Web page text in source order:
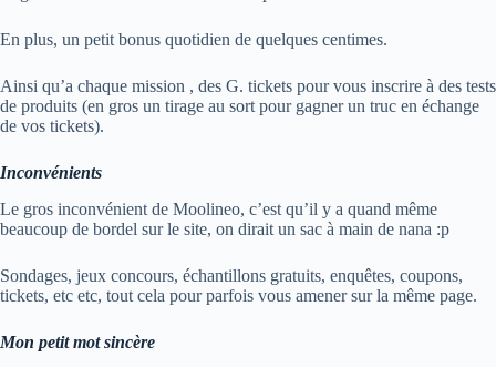
En plus, un petit bonus quotidien de quelques centimes.
Ainsi qu’a chaque mission , des G. tickets pour vous inscrire à des tests
de produits (en gros un tirage au sort pour gagner un truc en échange
de vos tickets).
Inconvénients
Le gros inconvénient de Moolineo, c’est qu’il y a quand même
beaucoup de bordel sur le site, on dirait un sac à main de nana :p
Sondages, jeux concours, échantillons gratuits, enquêtes, coupons,
tickets, etc etc, tout cela pour parfois vous amener sur la même page.
Mon petit mot sincère